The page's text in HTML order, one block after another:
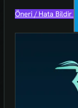
Öneri / Hata Bildir